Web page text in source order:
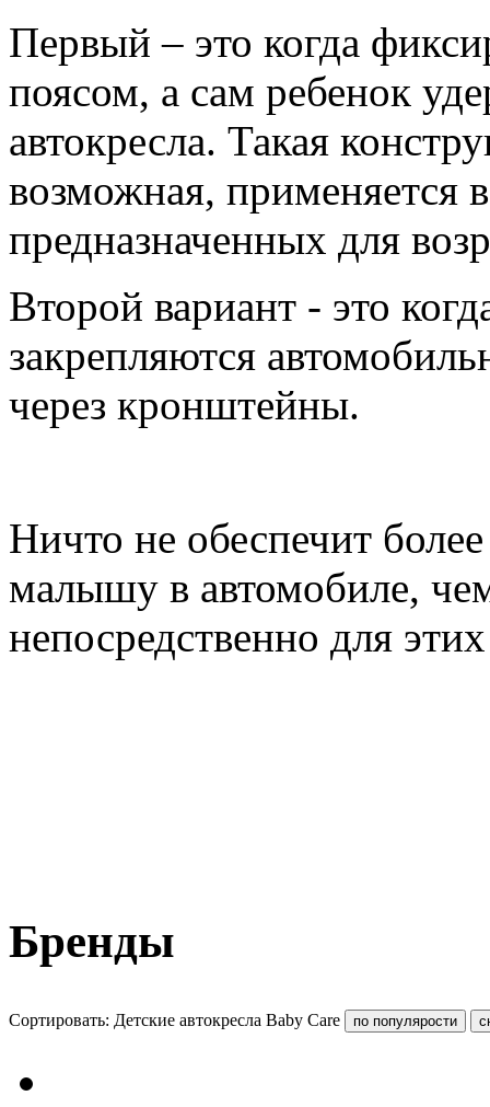
Первый – это когда
поясом, а сам ребенок
автокресла. Такая
возможная, применяется
предназначенных для
Второй вариант - это
закрепляются
через кронштейны.
Ничто не обеспечит
малышу в автомобиле,
непосредственно для
Бренды
Сортировать: Детские автокресла Baby Care